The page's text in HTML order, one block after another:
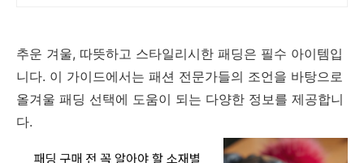
추운 겨울, 따뜻하고 스타일리시한 패딩은 필수 아이템입
니다. 이 가이드에서는 패션 전문가들의 조언을 바탕으로
올겨울 패딩 선택에 도움이 되는 다양한 정보를 제공합니
다.